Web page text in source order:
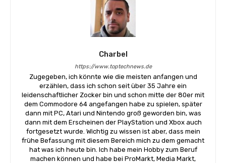
Charbel
https://www.toptechnews.de
Zugegeben, ich könnte wie die meisten anfangen und
erzählen, dass ich schon seit über 35 Jahre ein
leidenschaftlicher Zocker bin und schon mitte der 80er mit
dem Commodore 64 angefangen habe zu spielen, später
dann mit PC, Atari und Nintendo groß geworden bin, was
dann mit dem Erscheinen der PlayStation und Xbox auch
fortgesetzt wurde. Wichtig zu wissen ist aber, dass mein
frühe Befassung mit diesem Bereich mich zu dem gemacht
hat was ich heute bin. Ich habe mein Hobby zum Beruf
machen können und habe bei ProMarkt, Media Markt,